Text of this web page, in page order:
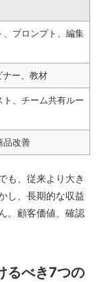
、プロンプト、編集
ナー、教材
、チーム共有ルー
品改善
も、従来より大き
し、長期的な収益
。顧客価値、確認
るべき7つの